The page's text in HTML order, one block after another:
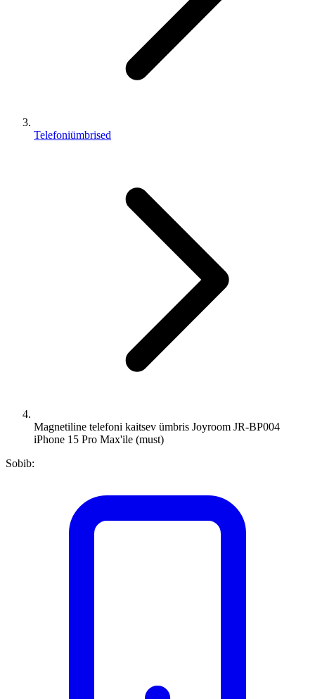
Telefoniümbrised
Magnetiline telefoni kaitsev ümbris Joyroom JR-BP004
iPhone 15 Pro Max'ile (must)
Sobib: